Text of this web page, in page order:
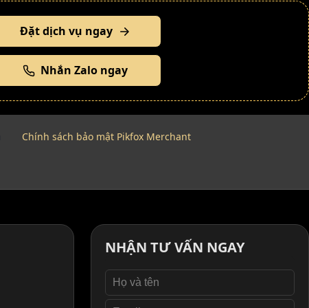
Đặt dịch vụ ngay
Nhắn Zalo ngay
Chính sách bảo mật Pikfox Merchant
NHẬN TƯ VẤN NGAY